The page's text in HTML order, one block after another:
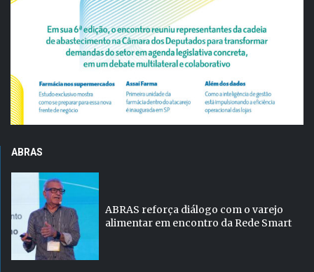
ABRAS
ABRAS reforça diálogo com o varejo
alimentar em encontro da Rede Smart